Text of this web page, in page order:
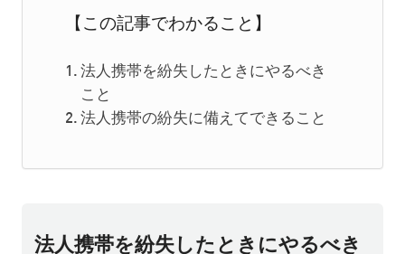
【この記事でわかること】
法人携帯を紛失したときにやるべき
こと
法人携帯の紛失に備えてできること
法人携帯を紛失したときにやるべき